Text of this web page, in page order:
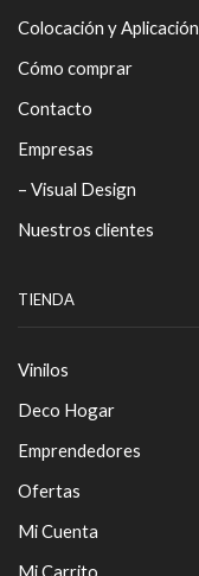
Colocación y Aplicación
Cómo comprar
Contacto
Empresas
– Visual Design
Nuestros clientes
TIENDA
Vinilos
Deco Hogar
Emprendedores
Ofertas
Mi Cuenta
Mi Carrito